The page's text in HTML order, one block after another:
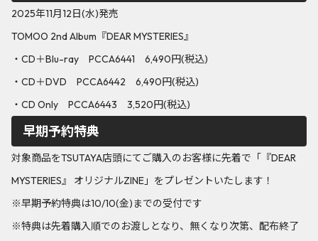
2025年11月12日(水)発売
TOMOO 2nd Album『DEAR MYSTERIES』
・CD＋Blu-ray PCCA6441 6,490円(税込)
・CD＋DVD PCCA6442 6,490円(税込)
・CD Only PCCA6443 3,520円(税込)
早期予約特典
対象商品をTSUTAYA店頭にてご購入のお客様に先着で「『DEAR
MYSTERIES』 オリジナルZINE」をプレゼントいたします！
※早期予約特典は10/10(金)までの受付です
※特典は先着購入順でのお渡しとなり、無くなり次第、配布終了